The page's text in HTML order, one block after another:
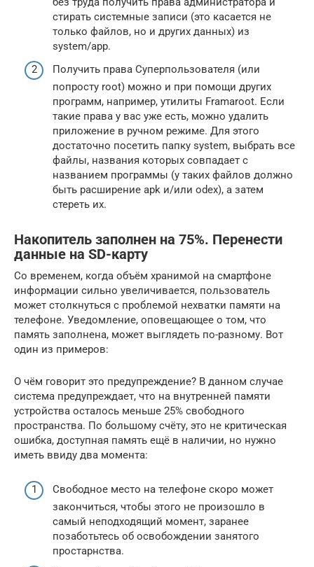
стирать системные записи (это касается не
только файлов, но и других данных) из
system/app.
Получить права Суперпользователя (или
попросту root) можно и при помощи других
программ, например, утилиты Framaroot. Если
такие права у вас уже есть, можно удалить
приложение в ручном режиме. Для этого
достаточно посетить папку system, выбрать все
файлы, названия которых совпадает с
названием программы (у таких файлов должно
быть расширение apk и/или odex), а затем
стереть их.
Накопитель заполнен на 75%. Перенести
данные на SD-карту
Со временем, когда объём хранимой на смартфоне
информации сильно увеличивается, пользователь
может столкнуться с проблемой нехватки памяти на
телефоне. Уведомление, оповещающее о том, что
память заполнена, может выглядеть по-разному. Вот
один из примеров:
О чём говорит это предупреждение? В данном случае
система предупреждает, что на внутренней памяти
устройства осталось меньше 25% свободного
пространства. По большому счёту, это не критическая
ошибка, доступная память ещё в наличии, но нужно
иметь ввиду два момента:
Свободное место на телефоне скоро может
закончиться, чтобы этого не произошло в
самый неподходящий момент, заранее
позаботьтесь об освобождении занятого
простарнства.